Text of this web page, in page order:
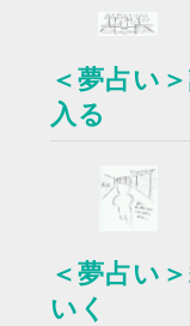
＜夢占い
入る
＜夢占い
いく